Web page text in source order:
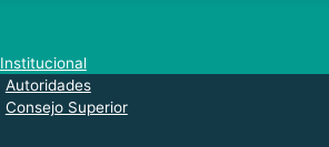
Institucional
Autoridades
Consejo Superior